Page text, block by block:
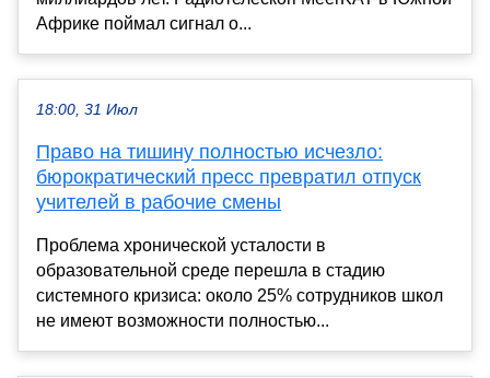
Африке поймал сигнал о...
18:00, 31 Июл
Право на тишину полностью исчезло:
бюрократический пресс превратил отпуск
учителей в рабочие смены
Проблема хронической усталости в
образовательной среде перешла в стадию
системного кризиса: около 25% сотрудников школ
не имеют возможности полностью...